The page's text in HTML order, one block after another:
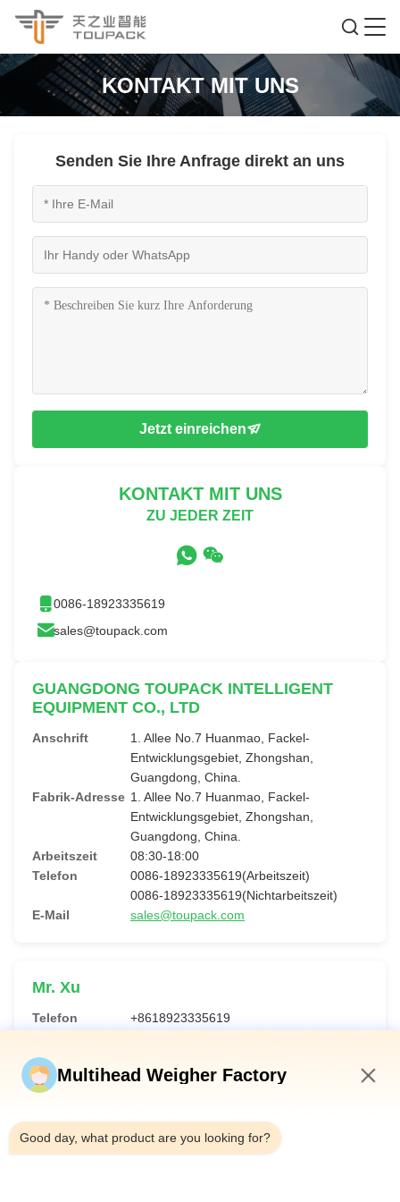
KONTAKT MIT UNS
Senden Sie Ihre Anfrage direkt an uns
Jetzt einreichen
KONTAKT MIT UNS
ZU JEDER ZEIT
0086-18923335619
sales@toupack.com
GUANGDONG TOUPACK INTELLIGENT
EQUIPMENT CO., LTD
Anschrift
1. Allee No.7 Huanmao, Fackel-
Entwicklungsgebiet, Zhongshan,
Guangdong, China.
Fabrik-Adresse 1. Allee No.7 Huanmao, Fackel-
Entwicklungsgebiet, Zhongshan,
Guangdong, China.
Arbeitszeit
08:30-18:00
Telefon
0086-18923335619(Arbeitszeit)
0086-18923335619(Nichtarbeitszeit)
E-Mail
sales@toupack.com
Mr. Xu
Telefon
+8618923335619
WeChat
E-Mail
sales@toupack.com
Multihead Weigher Factory
Good day, what product are you looking for?